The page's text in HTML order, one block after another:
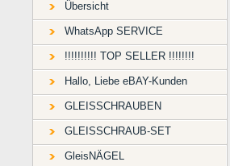
Übersicht
WhatsApp SERVICE
!!!!!!!!!! TOP SELLER !!!!!!!!
Hallo, Liebe eBAY-Kunden
GLEISSCHRAUBEN
GLEISSCHRAUB-SET
GleisNÄGEL